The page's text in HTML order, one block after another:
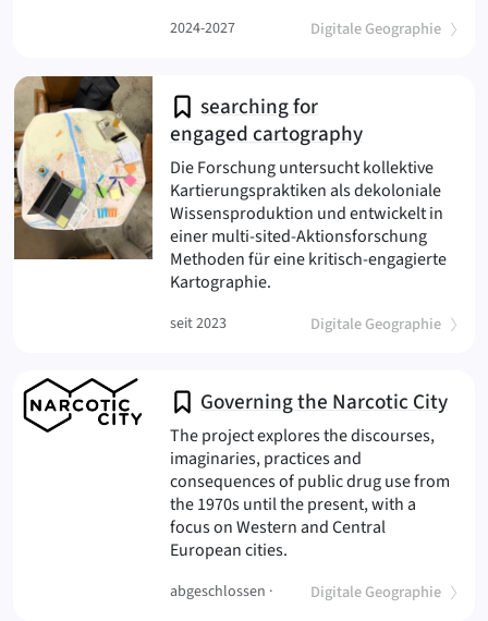
(Digitale Geographie)
2024-2027
searching for
engaged cartography
(Digitale Geographie)
Die Forschung untersucht kollektive
Kartierungspraktiken als dekoloniale
Wissensproduktion und entwickelt in
einer multi-sited-Aktionsforschung
Methoden für eine kritisch-engagierte
Kartographie.(engaged cartography
seit 2023
Governing the Narcotic City
(Digitale Geographie)
The project explores the discourses,
imaginaries, practices and
consequences of public drug use from
the 1970s until the present, with a
focus on Western and Central
European cities.(Narcotic City
abgeschlossen ·